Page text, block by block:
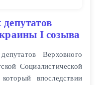
I созыва
Верховного
Социалистической
впоследствии